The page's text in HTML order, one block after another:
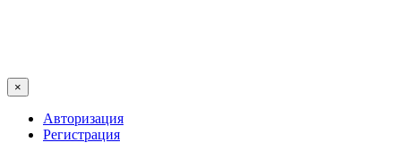
×
Авторизация
Регистрация